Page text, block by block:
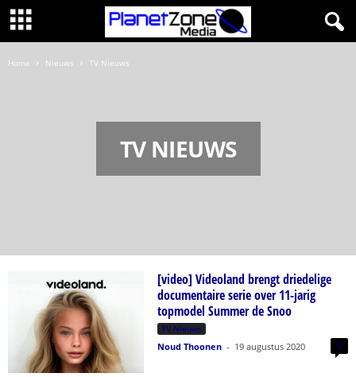
Home Nieuws TV Nieuws
TV NIEUWS
[video] Videoland brengt driedelige
documentaire serie over 11-jarig
topmodel Summer de Snoo
TV Nieuws
Noud Thoonen - 19 augustus 2020 0